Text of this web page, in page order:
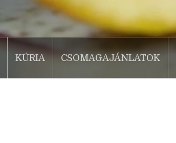
KÚRIA CSOMAGAJÁNLATOK